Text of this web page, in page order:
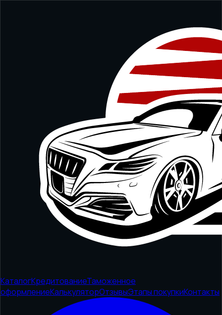
КаталогКредитованиеТаможенное
оформлениеКалькуляторОтзывыЭтапы покупкиКонтакты